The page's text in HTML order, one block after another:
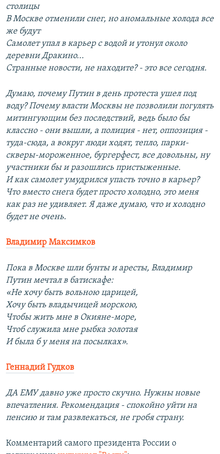
столицы
В Москве отменили снег, но аномальные холода все
же будут
Самолет упал в карьер с водой и утонул около
деревни Дракино...
Странные новости, не находите? - это все сегодня.
Думаю, почему Путин в день протеста ушел под
воду? Почему власти Москвы не позволили погулять
митингующим без последствий, ведь было бы
классно - они вышли, а полиция - нет, оппозиция -
туда-сюда, а вокруг люди ходят, тепло, парки-
скверы-мороженное, бургерфест, все довольны, ну
участники бы и разошлись пристыженные.
И как самолет умудрился упасть точно в карьер?
Что вместо снега будет просто холодно, это меня
как раз не удивляет. Я даже думаю, что и холодно
будет не очень.
Владимир Максимков
Пока в Москве шли бунты и аресты, Владимир
Путин мечтал в батискафе:
«Не хочу быть вольною царицей,
Хочу быть владычицей морскою,
Чтобы жить мне в Окияне-море,
Чтоб служила мне рыбка золотая
И была б у меня на посылках».
Геннадий Гудков
ДА ЕМУ давно уже просто скучно. Нужны новые
впечатления. Рекомендация - спокойно уйти на
пенсию и там развлекаться, не гробя страну.
Комментарий самого президента России о